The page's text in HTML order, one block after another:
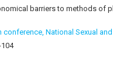
barriers to methods of
conference, National Sexual